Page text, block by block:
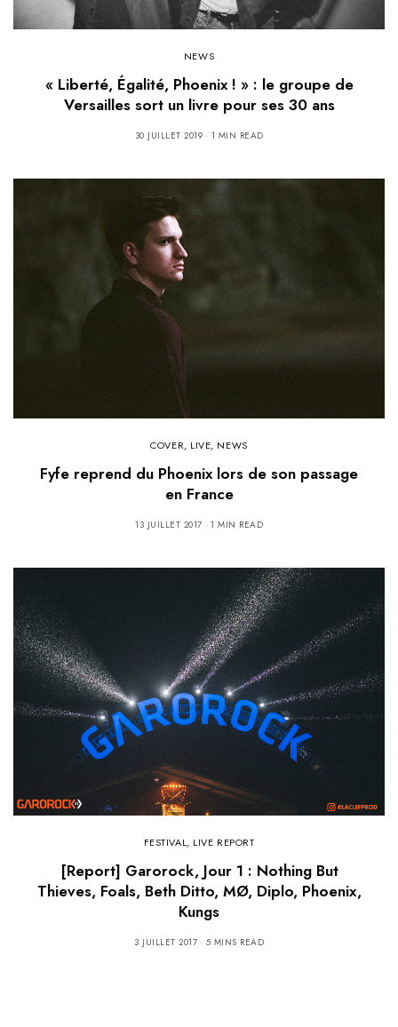
NEWS
« Liberté, Égalité, Phoenix ! » : le groupe de
Versailles sort un livre pour ses 30 ans
30 JUILLET 2019 1 MIN READ
COVER, LIVE, NEWS
Fyfe reprend du Phoenix lors de son passage
en France
13 JUILLET 2017 1 MIN READ
FESTIVAL, LIVE REPORT
[Report] Garorock, Jour 1 : Nothing But
Thieves, Foals, Beth Ditto, MØ, Diplo, Phoenix,
Kungs
3 JUILLET 2017 5 MINS READ